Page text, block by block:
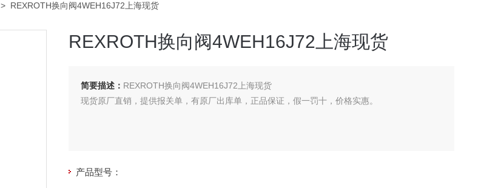
> REXROTH换向阀4WEH16J72上海现货
REXROTH换向阀4WEH16J72上海现货
简要描述： REXROTH换向阀4WEH16J72上海现货
现货原厂直销，提供报关单，有原厂出库单，正品保证，假一罚十，价格实惠。
产品型号：